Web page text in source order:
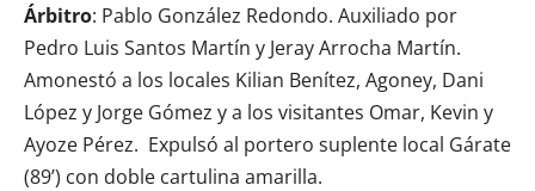
Árbitro: Pablo González Redondo. Auxiliado por
Pedro Luis Santos Martín y Jeray Arrocha Martín.
Amonestó a los locales Kilian Benítez, Agoney, Dani
López y Jorge Gómez y a los visitantes Omar, Kevin y
Ayoze Pérez. Expulsó al portero suplente local Gárate
(89’) con doble cartulina amarilla.